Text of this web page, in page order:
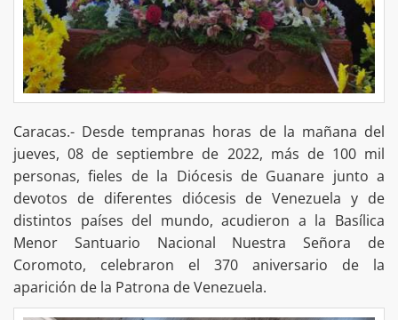
Caracas.- Desde tempranas horas de la mañana del
jueves, 08 de septiembre de 2022, más de 100 mil
personas, fieles de la Diócesis de Guanare junto a
devotos de diferentes diócesis de Venezuela y de
distintos países del mundo, acudieron a la Basílica
Menor Santuario Nacional Nuestra Señora de
Coromoto, celebraron el 370 aniversario de la
aparición de la Patrona de Venezuela.